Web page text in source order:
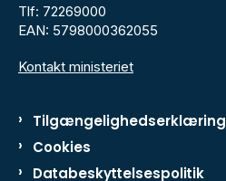
Tlf: 72269000
EAN: 5798000362055
Kontakt ministeriet
Tilgængelighedserklæring
Cookies
Databeskyttelsespolitik